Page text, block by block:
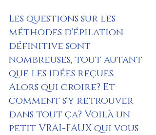
Les questions sur les
méthodes d'épilation
définitive sont
nombreuses, tout autant
que les idées reçues.
Alors qui croire? Et
comment s'y retrouver
dans tout ça? Voilà un
petit VRAI-FAUX qui vous